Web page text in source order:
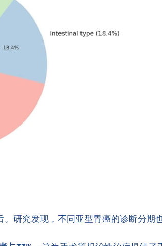
研究发现，不同亚型胃癌的诊断分期